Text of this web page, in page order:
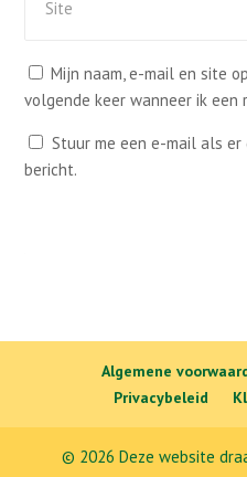
Mijn naam, e-mail en site
volgende keer wanneer ik een
Stuur me een e-mail als
bericht.
Algemene
Privacybeleid
© 2026 Deze website